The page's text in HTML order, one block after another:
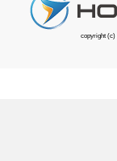
copyright (c)